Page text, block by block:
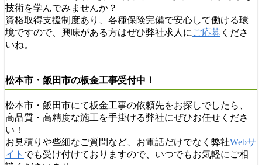
技術を学んでみませんか？
資格取得支援制度あり、各種保険完備で安心して働ける環
境ですので、興味がある方はぜひ弊社求人に ご応募 くださ
いね。
松本市・飯田市の板金工事受付中！
松本市・飯田市にて板金工事の依頼先をお探しでしたら、
高品質・高精度な施工を手掛ける弊社にぜひお任せくださ
い！
お見積りや些細なご質問など、お電話だけでなく弊社Webサ
イト でも受け付けておりますので、いつでもお気軽にご相